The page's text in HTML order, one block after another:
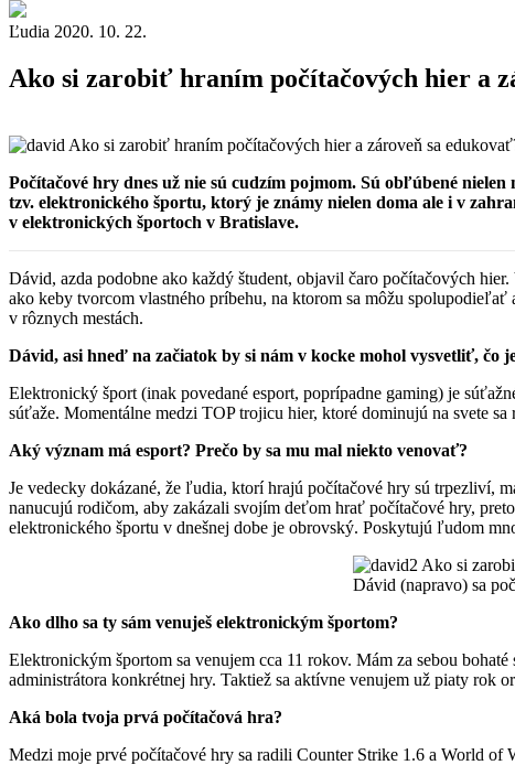
Ľudia 2020. 10. 22.
Ako si zarobiť hraním počítačových hier a
Počítačové hry dnes už nie sú cudzím pojmom. Sú obľúbené
tzv. elektronického športu, ktorý je známy nielen doma ale i v
v elektronických športoch v Bratislave.
Dávid, azda podobne ako každý študent, objavil čaro počítačových
ako keby tvorcom vlastného príbehu, na ktorom sa môžu
v rôznych mestách.
Dávid, asi hneď na začiatok by si nám v kocke mohol vysvetliť, čo
Elektronický šport (inak povedané esport, poprípadne gaming) je
súťaže. Momentálne medzi TOP trojicu hier, ktoré dominujú na svete
Aký význam má esport? Prečo by sa mu mal niekto venovať?
Je vedecky dokázané, že ľudia, ktorí hrajú počítačové hry sú trpezliví,
nanucujú rodičom, aby zakázali svojím deťom hrať počítačové hry,
elektronického športu v dnešnej dobe je obrovský. Poskytujú ľudom
Dávid (napravo) sa
Ako dlho sa ty sám venuješ elektronickým športom?
Elektronickým športom sa venujem cca 11 rokov. Mám za sebou
administrátora konkrétnej hry. Taktiež sa aktívne venujem už piaty rok
Aká bola tvoja prvá počítačová hra?
Medzi moje prvé počítačové hry sa radili Counter Strike 1.6 a World